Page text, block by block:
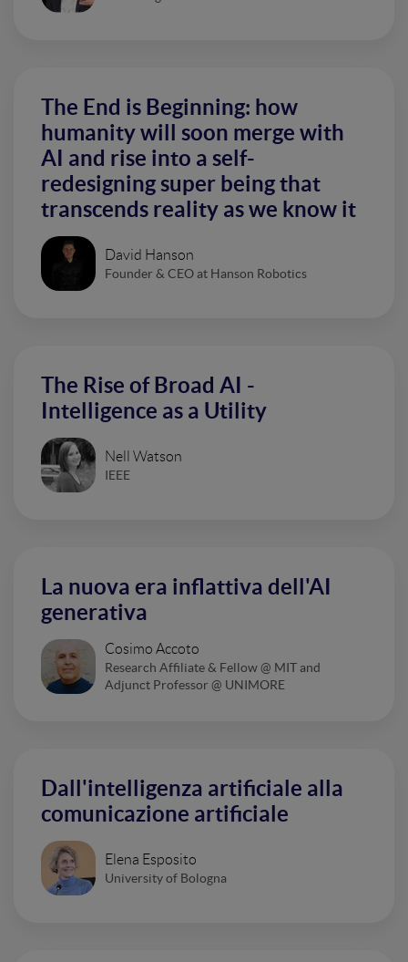
The End is Beginning: how
humanity will soon merge with
AI and rise into a self-
redesigning super being that
transcends reality as we know it
David Hanson
Founder & CEO at Hanson Robotics
The Rise of Broad AI -
Intelligence as a Utility
Nell Watson
IEEE
La nuova era inflattiva dell'AI
generativa
Cosimo Accoto
Research Affiliate & Fellow @ MIT and
Adjunct Professor @ UNIMORE
Dall'intelligenza artificiale alla
comunicazione artificiale
Elena Esposito
University of Bologna